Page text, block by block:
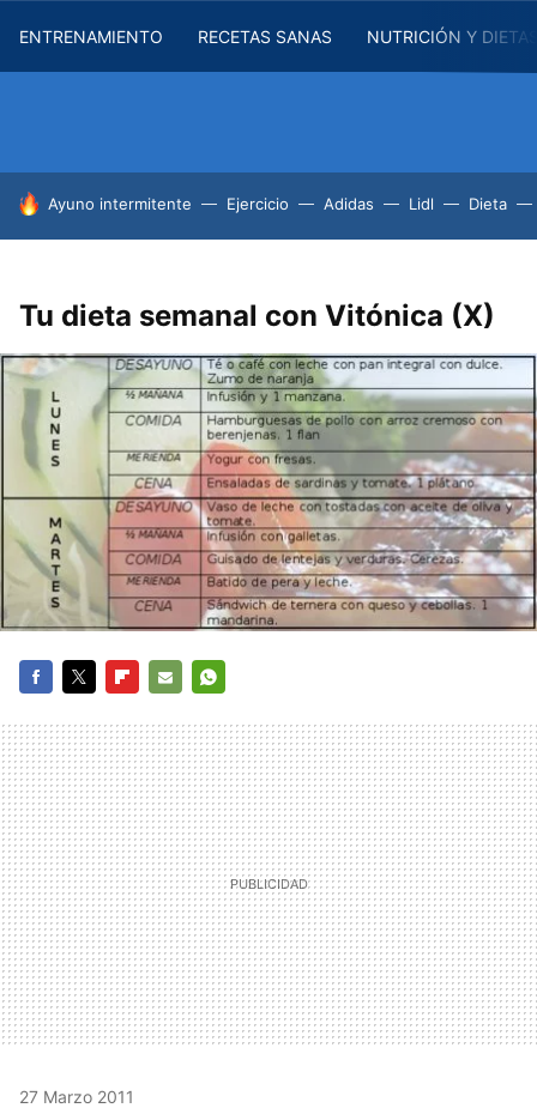
ENTRENAMIENTO RECETAS SANAS NUTRICIÓN Y
HOY SE HABLA DE
Ayuno intermitente Ejercicio Adidas Lidl Dieta
Tu dieta semanal con Vitónica (X)
MAIL
27 Marzo 2011